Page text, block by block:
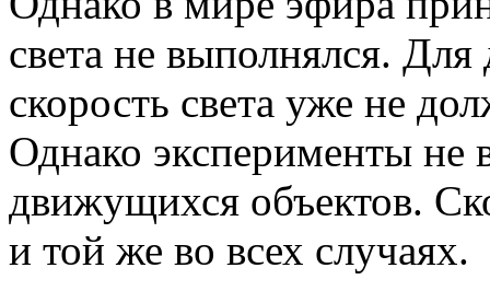
света не выполнялся.
скорость света уже не
Однако эксперименты не
движущихся объектов.
и той же во всех случаях.